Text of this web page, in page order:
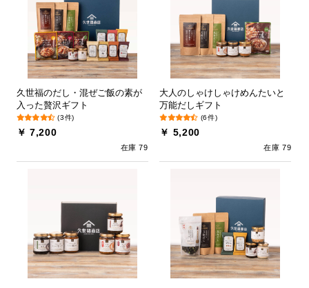
久世福のだし・混ぜご飯の素が
入った贅沢ギフト
(3件)
￥ 7,200
在庫 79
大人のしゃけしゃけめんたいと
万能だしギフト
(6件)
￥ 5,200
在庫 79